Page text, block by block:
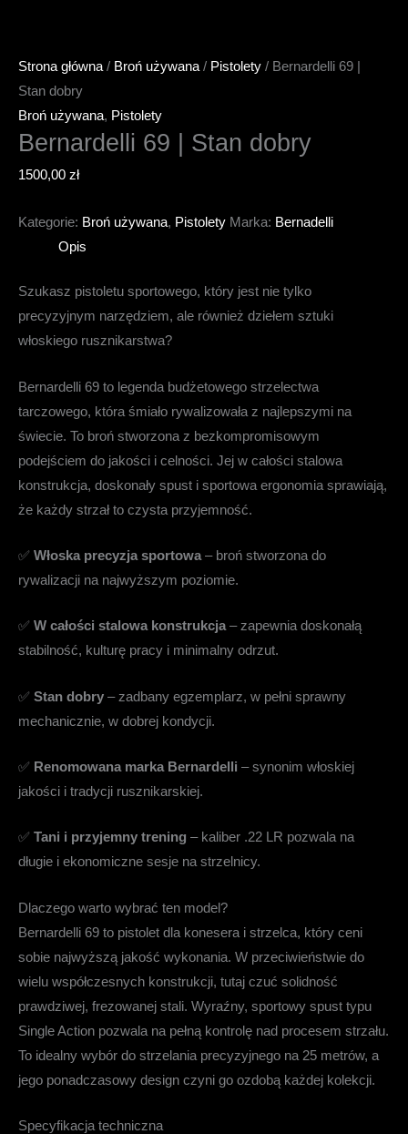
Strona główna/ Broń używana/ Pistolety / Bernardelli 69 |
Stan dobry
Broń używana, Pistolety
Bernardelli 69 | Stan dobry
1500,00 zł
Kategorie: Broń używana, Pistolety Marka: Bernadelli
Opis
Szukasz pistoletu sportowego, który jest nie tylko
precyzyjnym narzędziem, ale również dziełem sztuki
włoskiego rusznikarstwa?
Bernardelli 69 to legenda budżetowego strzelectwa
tarczowego, która śmiało rywalizowała z najlepszymi na
świecie. To broń stworzona z bezkompromisowym
podejściem do jakości i celności. Jej w całości stalowa
konstrukcja, doskonały spust i sportowa ergonomia sprawiają,
że każdy strzał to czysta przyjemność.
✅ Włoska precyzja sportowa – broń stworzona do
rywalizacji na najwyższym poziomie.
✅ W całości stalowa konstrukcja– zapewnia doskonałą
stabilność, kulturę pracy i minimalny odrzut.
✅ Stan dobry – zadbany egzemplarz, w pełni sprawny
mechanicznie, w dobrej kondycji.
✅ Renomowana marka Bernardelli – synonim włoskiej
jakości i tradycji rusznikarskiej.
✅ Tani i przyjemny trening – kaliber .22 LR pozwala na
długie i ekonomiczne sesje na strzelnicy.
Dlaczego warto wybrać ten model?
Bernardelli 69 to pistolet dla konesera i strzelca, który ceni
sobie najwyższą jakość wykonania. W przeciwieństwie do
wielu współczesnych konstrukcji, tutaj czuć solidność
prawdziwej, frezowanej stali. Wyraźny, sportowy spust typu
Single Action pozwala na pełną kontrolę nad procesem strzału.
To idealny wybór do strzelania precyzyjnego na 25 metrów, a
jego ponadczasowy design czyni go ozdobą każdej kolekcji.
Specyfikacja techniczna